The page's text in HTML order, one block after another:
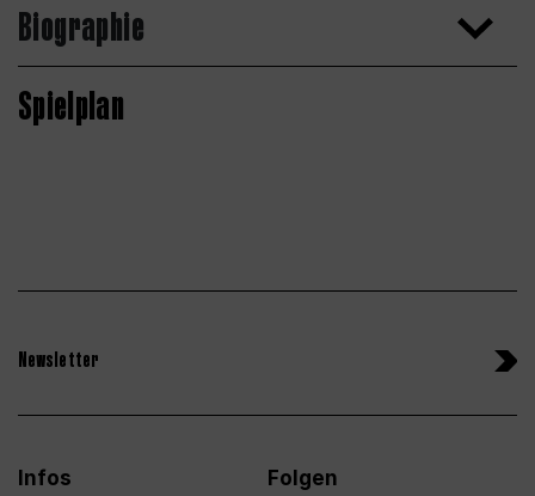
Biographie
Spielplan
Newsletter
Infos
Folgen